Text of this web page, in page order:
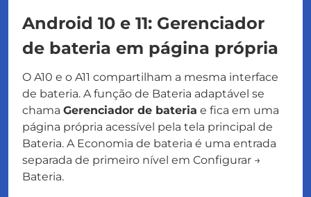
Android 10 e 11: Gerenciador
de bateria em página própria
O A10 e o A11 compartilham a mesma interface
de bateria. A função de Bateria adaptável se
chama Gerenciador de bateria e fica em uma
página própria acessível pela tela principal de
Bateria. A Economia de bateria é uma entrada
separada de primeiro nível em Configurar →
Bateria.